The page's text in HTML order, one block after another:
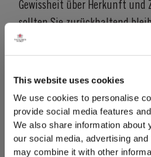
This website uses cookies
We use cookies to personalise
provide social media features
We also share information about
our social media, advertising
may combine it with other
Gewissheit über Herkunft und
sollten Sie zurückhaltend
Preis noch so verlockend
leidet wie jeder andere
lange falsch gelagert wurde.
GO BACK